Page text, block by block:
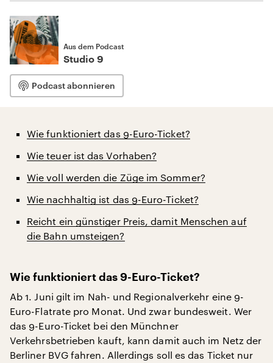
Aus dem Podcast
Studio 9
Podcast abonnieren
Wie funktioniert das 9-Euro-Ticket?
Wie teuer ist das Vorhaben?
Wie voll werden die Züge im Sommer?
Wie nachhaltig ist das 9-Euro-Ticket?
Reicht ein günstiger Preis, damit Menschen auf
die Bahn umsteigen?
Wie funktioniert das 9-Euro-Ticket?
Ab 1. Juni gilt im Nah- und Regionalverkehr eine 9-
Euro-Flatrate pro Monat. Und zwar bundesweit. Wer
das 9-Euro-Ticket bei den Münchner
Verkehrsbetrieben kauft, kann damit auch im Netz der
Berliner BVG fahren. Allerdings soll es das Ticket nur